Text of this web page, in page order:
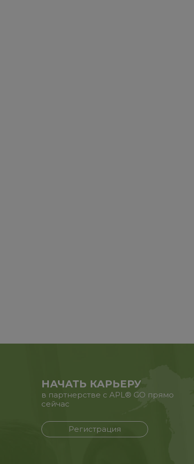
НАЧАТЬ КАРЬЕРУ
в партнерстве с APL® GO прямо
сейчас
Регистрация